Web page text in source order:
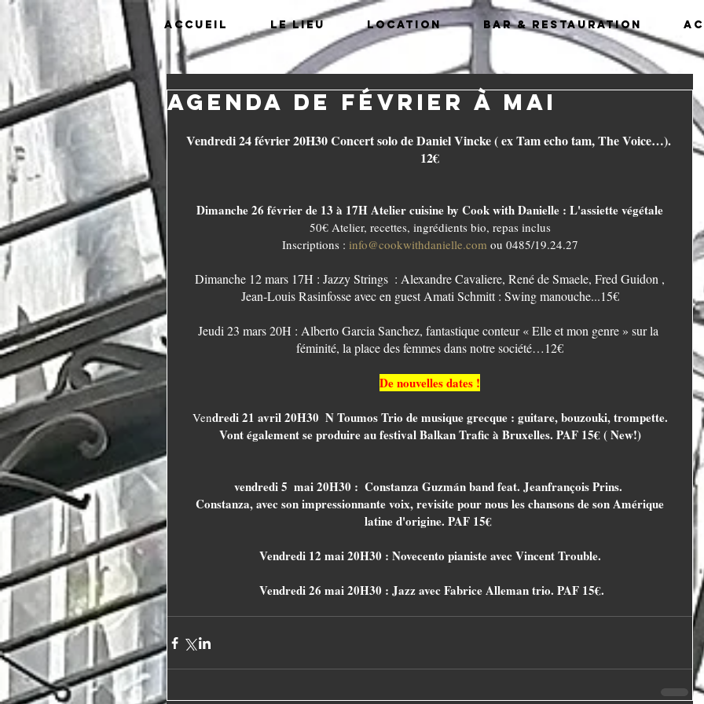
Accueil Le lieu Location Bar & Restauration
Agenda de février à mai
Vendredi 24 février 20H30 Concert solo de Daniel Vincke ( ex Tam echo tam, The Voice…).
12€
Dimanche 26 février de 13 à 17H Atelier cuisine by Cook with Danielle : L'assiette végétale
50€ Atelier, recettes, ingrédients bio, repas inclus
Inscriptions : info@cookwithdanielle.com ou 0485/19.24.27
Jean-Louis Rasinfosse avec en guest Amati Schmitt : Swing manouche...15€
Jeudi 23 mars 20H : Alberto Garcia Sanchez, fantastique conteur « Elle et mon genre » sur la
féminité, la place des femmes dans notre société…12€
De nouvelles dates !
Vendredi 21 avril 20H30  N Toumos Trio de musique grecque : guitare, bouzouki, trompette.
Vont également se produire au festival Balkan Trafic à Bruxelles. PAF 15€ ( New!)
vendredi 5  mai 20H30 :  Constanza Guzmán band feat. Jeanfrançois Prins.
latine d'origine. PAF 15€
Vendredi 12 mai 20H30 : Novecento pianiste avec Vincent Trouble.
Vendredi 26 mai 20H30 : Jazz avec Fabrice Alleman trio. PAF 15€.